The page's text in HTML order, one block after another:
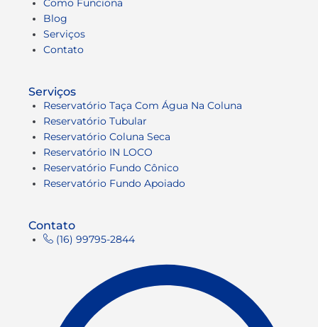
Como Funciona
Blog
Serviços
Contato
Serviços
Reservatório Taça Com Água Na Coluna
Reservatório Tubular
Reservatório Coluna Seca
Reservatório IN LOCO
Reservatório Fundo Cônico
Reservatório Fundo Apoiado
Contato
(16) 99795-2844